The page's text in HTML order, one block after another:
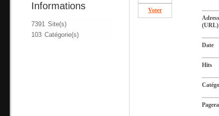
Informations
7391 Site(s)
103 Catégorie(s)
Voter
Date
Hits